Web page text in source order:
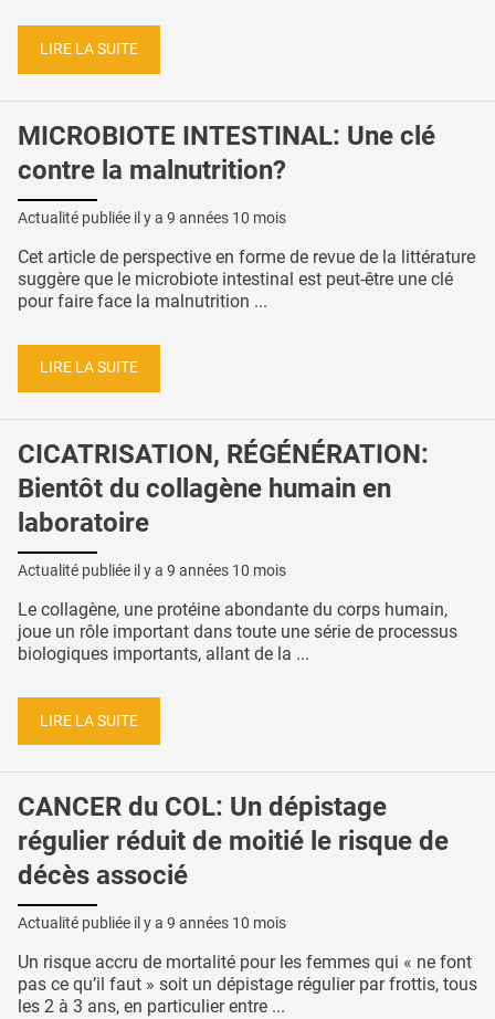
LIRE LA SUITE
MICROBIOTE INTESTINAL: Une clé
contre la malnutrition?
Actualité publiée il y a 9 années 10 mois
Cet article de perspective en forme de revue de la littérature
suggère que le microbiote intestinal est peut-être une clé
pour faire face la malnutrition ...
LIRE LA SUITE
CICATRISATION, RÉGÉNÉRATION:
Bientôt du collagène humain en
laboratoire
Actualité publiée il y a 9 années 10 mois
Le collagène, une protéine abondante du corps humain,
joue un rôle important dans toute une série de processus
biologiques importants, allant de la ...
LIRE LA SUITE
CANCER du COL: Un dépistage
régulier réduit de moitié le risque de
décès associé
Actualité publiée il y a 9 années 10 mois
Un risque accru de mortalité pour les femmes qui « ne font
pas ce qu’il faut » soit un dépistage régulier par frottis, tous
les 2 à 3 ans, en particulier entre ...